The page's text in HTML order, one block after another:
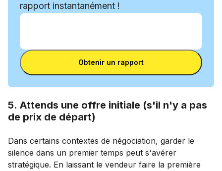
rapport instantanément !
Entrer le VIN
Entrer le VIN
Obtenir un rapport
5. Attends une offre initiale (s'il n'y a pas
de prix de départ)
Dans certains contextes de négociation, garder le
silence dans un premier temps peut s'avérer
stratégique. En laissant le vendeur faire la première